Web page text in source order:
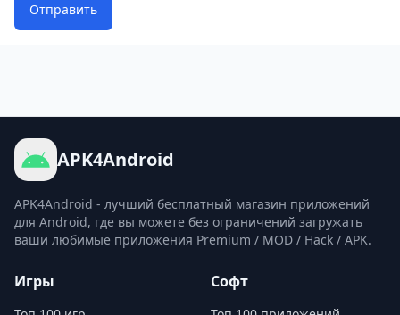
Отправить
APK4Android
APK4Android - лучший бесплатный магазин приложений
для Android, где вы можете без ограничений загружать
ваши любимые приложения Premium / MOD / Hack / APK.
Игры Софт